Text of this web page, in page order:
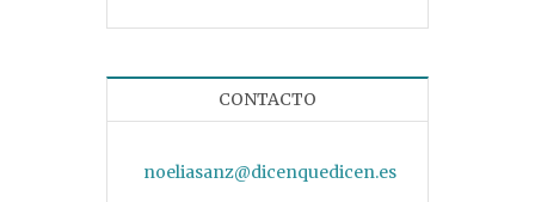
CONTACTO
noeliasanz@dicenquedicen.es